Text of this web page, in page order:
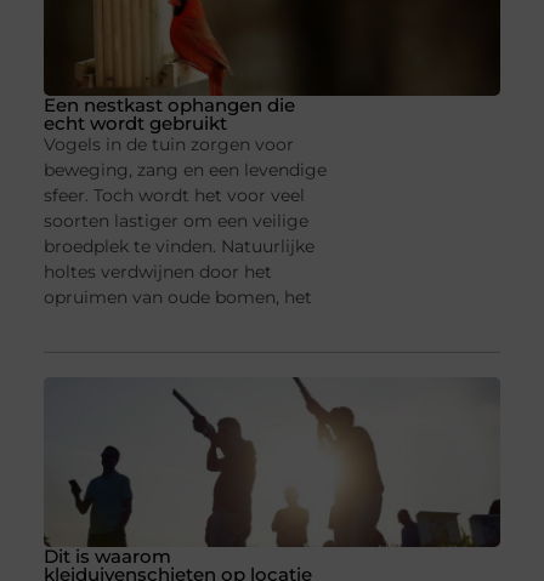
Een nestkast ophangen die
echt wordt gebruikt
Vogels in de tuin zorgen voor
beweging, zang en een levendige
sfeer. Toch wordt het voor veel
soorten lastiger om een veilige
broedplek te vinden. Natuurlijke
holtes verdwijnen door het
opruimen van oude bomen, het
Dit is waarom
kleiduivenschieten op locatie